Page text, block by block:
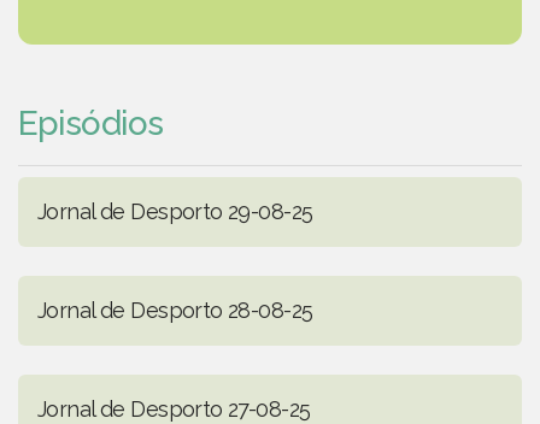
Episódios
Jornal de Desporto 29-08-25
Jornal de Desporto 28-08-25
Jornal de Desporto 27-08-25